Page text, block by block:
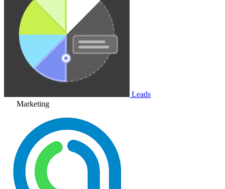
Leads
Marketing